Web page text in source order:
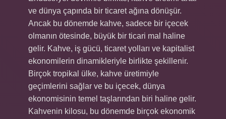
ve dünya çapında bir ticaret ağına dönüşür.
Ancak bu dönemde kahve, sadece bir içecek
olmanın ötesinde, büyük bir ticari mal haline
gelir. Kahve, iş gücü, ticaret yolları ve kapitalist
ekonomilerin dinamikleriyle birlikte şekillenir.
Birçok tropikal ülke, kahve üretimiyle
geçimlerini sağlar ve bu içecek, dünya
ekonomisinin temel taşlarından biri haline gelir.
Kahvenin kilosu, bu dönemde birçok ekonomik